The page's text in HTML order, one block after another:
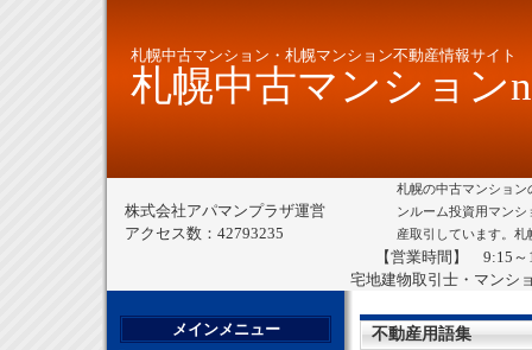
札幌中古マンション・札幌マンション不動産情報サイト
札幌中古マンション
株式会社アパマンプラザ運営
アクセス数：42793235
札幌の中古マンショ
ンルーム投資用マン
産取引しています。
【営業時間】 9:15
宅地建物取引士・マンシ
不動産用語集
メインメニュー